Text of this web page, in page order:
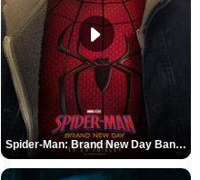
Spider-Man: Brand New Day Bande-annonce (3) VO STFR